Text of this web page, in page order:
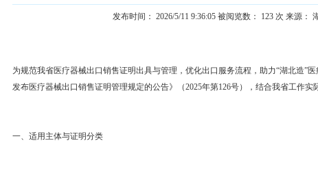
发布时间： 2026/5/11 9:36:05 被阅览数： 123 次 来源：
为规范我省医疗器械出口销售证明出具与管理，优化出口服务流程，助力“湖北造”
发布医疗器械出口销售证明管理规定的公告》（2025年第126号），结合我省工作实
一、适用主体与证明分类